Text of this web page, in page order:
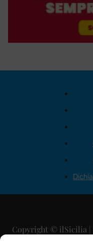
Copyright © ilSicilia |